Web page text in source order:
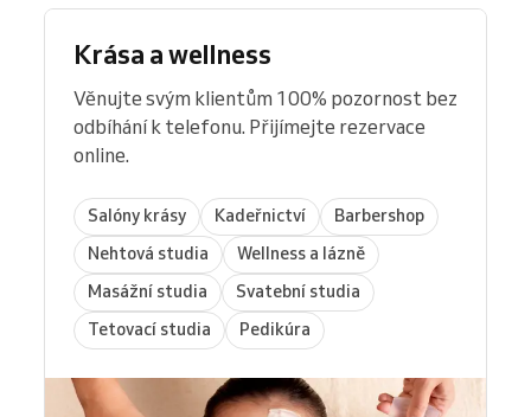
Krása a wellness
Věnujte svým klientům 100% pozornost bez
odbíhání k telefonu. Přijímejte rezervace
online.
Salóny krásy Kadeřnictví
Barbershop
Nehtová studia
Wellness a lázně
Masážní studia
Svatební studia
Tetovací studia
Pedikúra